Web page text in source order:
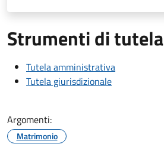
Strumenti di tutela
Tutela amministrativa
Tutela giurisdizionale
Argomenti:
Matrimonio